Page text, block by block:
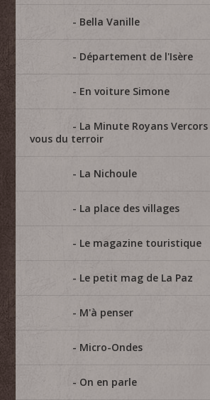
Bella Vanille
Département de l'Isère
En voiture Simone
La Minute Royans
vous du terroir
La Nichoule
La place des villages
Le magazine touristique
Le petit mag de La Paz
M'à penser
Micro-Ondes
On en parle